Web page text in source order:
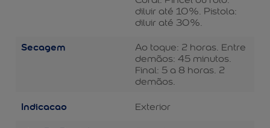
diluir até 10%. Pistola:
diluir até 30%.
Secagem
Ao toque: 2 horas. Entre
demãos: 45 minutos.
Final: 5 a 8 horas. 2
demãos.
Indicacao Exterior